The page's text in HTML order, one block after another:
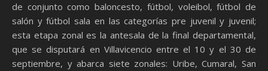
de conjunto como baloncesto, fútbol, voleibol, fútbol de
salón y fútbol sala en las categorías pre juvenil y juvenil;
esta etapa zonal es la antesala de la final departamental,
que se disputará en Villavicencio entre el 10 y el 30 de
septiembre, y abarca siete zonales: Uribe, Cumaral, San